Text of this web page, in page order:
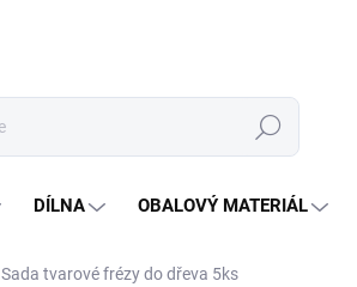
Hledat
DÍLNA OBALOVÝ MATERIÁL
Sada tvarové frézy do dřeva 5ks